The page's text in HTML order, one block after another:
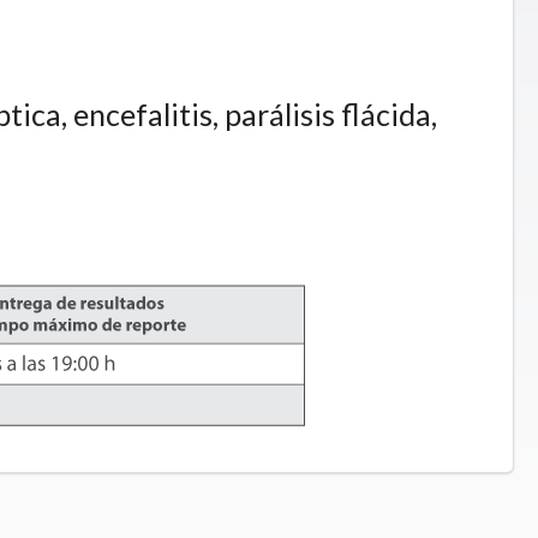
encefalitis, parálisis flácida,